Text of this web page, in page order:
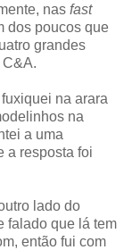
nas fast
dos poucos que
grandes
na arara
na
a uma
a resposta foi
lado do
falado que lá tem
então fui com